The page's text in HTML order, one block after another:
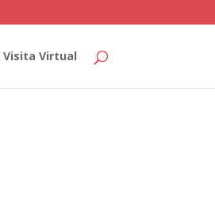
Visita Virtual